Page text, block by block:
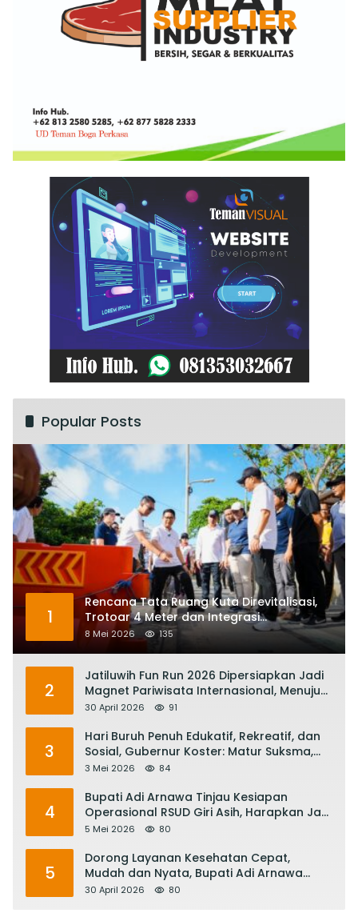
Popular Posts
1
Rencana Tata Ruang Kuta Direvitalisasi,
Trotoar 4 Meter dan Integrasi
Transportasi Listrik
8 Mei 2026 135
2
Jatiluwih Fun Run 2026 Dipersiapkan Jadi
Magnet Pariwisata Internasional, Menuju
Satu Abad Pariwisata Bali
30 April 2026 91
3
Hari Buruh Penuh Edukatif, Rekreatif, dan
Sosial, Gubernur Koster: Matur Suksma,
Keringat Pekerja Mesin Ekonomi Bali
3 Mei 2026 84
4
Bupati Adi Arnawa Tinjau Kesiapan
Operasional RSUD Giri Asih, Harapkan Jadi
RS Rujukan Terbaik
5 Mei 2026 80
5
Dorong Layanan Kesehatan Cepat,
Mudah dan Nyata, Bupati Adi Arnawa
Evaluasi ‘Mantap Nak Badung’
30 April 2026 80